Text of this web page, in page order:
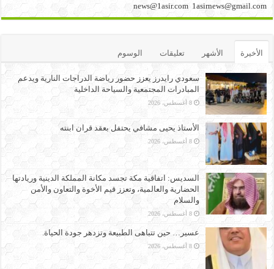
news@1asir.com 1asirnews@gmail.com
الأخيرة الأشهر تعليقات الوسوم
سعودي رايدرز يعزز حضور رياضة الدراجات النارية ويدعم
المبادرات المجتمعية والسياحة الداخلية
8 أغسطس، 2026
الأستاذ يحيى مشافي يحتفل بعقد قران ابنته
8 أغسطس، 2026
السديس: اتفاقية مكة تجسد مكانة المملكة الدينية وريادتها
الحضارية والعالمية، وتعزز قيم الأخوة والتعاون والأمن
والسلام
8 أغسطس، 2026
عسير… حين تتباهى الطبيعة وتزدهر جودة الحياة.
8 أغسطس، 2026